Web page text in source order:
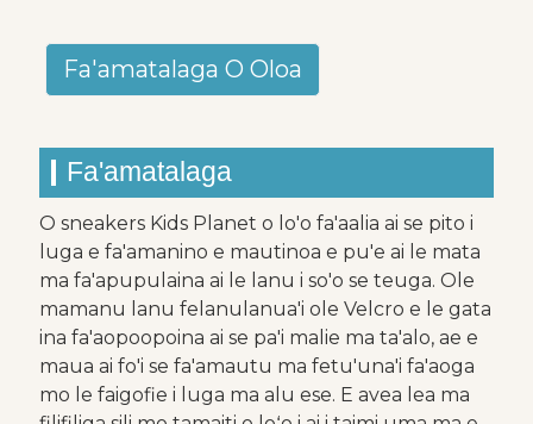
Fa'amatalaga O Oloa
Fa'amatalaga
O sneakers Kids Planet o lo'o fa'aalia ai se pito i
luga e fa'amanino e mautinoa e pu'e ai le mata
ma fa'apupulaina ai le lanu i so'o se teuga. Ole
mamanu lanu felanulanua'i ole Velcro e le gata
ina fa'aopoopoina ai se pa'i malie ma ta'alo, ae e
maua ai fo'i se fa'amautu ma fetu'una'i fa'aoga
mo le faigofie i luga ma alu ese. E avea lea ma